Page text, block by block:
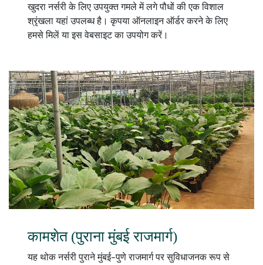
खुदरा नर्सरी के लिए उपयुक्त गमले में लगे पौधों की एक विशाल
श्रृंखला यहां उपलब्ध है। कृपया ऑनलाइन ऑर्डर करने के लिए
हमसे मिलें या इस वेबसाइट का उपयोग करें।
कामशेत (पुराना मुंबई राजमार्ग)
यह थोक नर्सरी पुराने मुंबई-पुणे राजमार्ग पर सुविधाजनक रूप से